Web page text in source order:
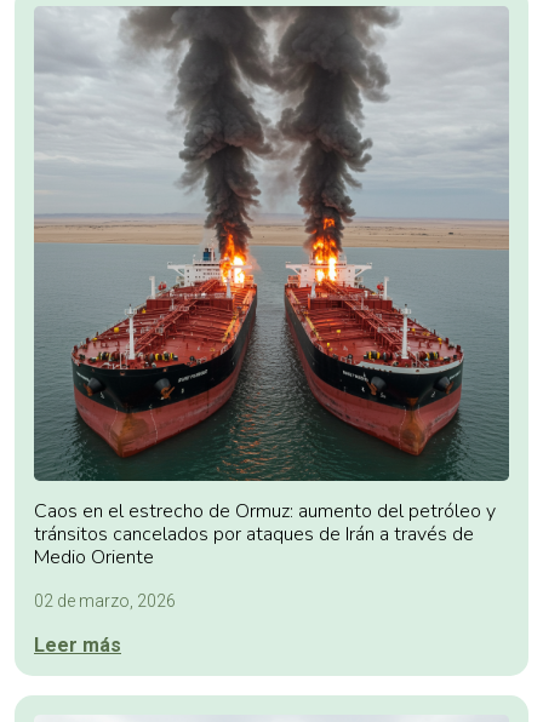
Caos en el estrecho de Ormuz: aumento del petróleo y
tránsitos cancelados por ataques de Irán a través de
Medio Oriente
02 de marzo, 2026
Leer más